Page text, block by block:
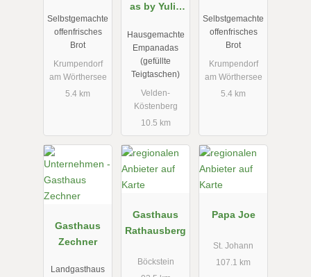
Selbstgemachte
offenfrisches
Brot
Krumpendorf
am Wörthersee
5.4 km
as by Yulia
Partyköchin
Hausgemachte
Empanadas
(gefüllte
Teigtaschen)
Velden-
Köstenberg
10.5 km
Selbstgemachte
offenfrisches
Brot
Krumpendorf
am Wörthersee
5.4 km
Gasthaus
Zechner
Landgasthaus
Gasthaus
Rathausberg
Böckstein
Papa Joe
St. Johann
107.1 km